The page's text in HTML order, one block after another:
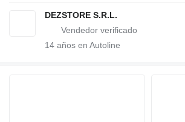
DEZSTORE S.R.L.
14 años en Autoline